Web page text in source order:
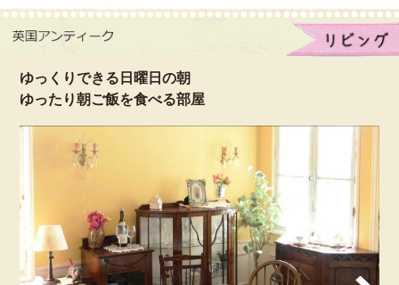
ゆっくりできる日曜日の朝
ゆったり朝ご飯を食べる部屋